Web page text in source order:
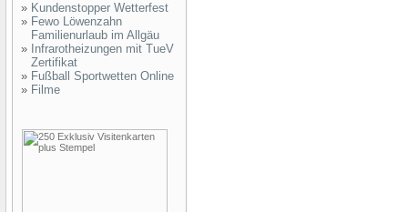
» Kundenstopper Wetterfest
» Fewo Löwenzahn
Familienurlaub im Allgäu
» Infrarotheizungen mit TueV
Zertifikat
» Fußball Sportwetten Online
» Filme